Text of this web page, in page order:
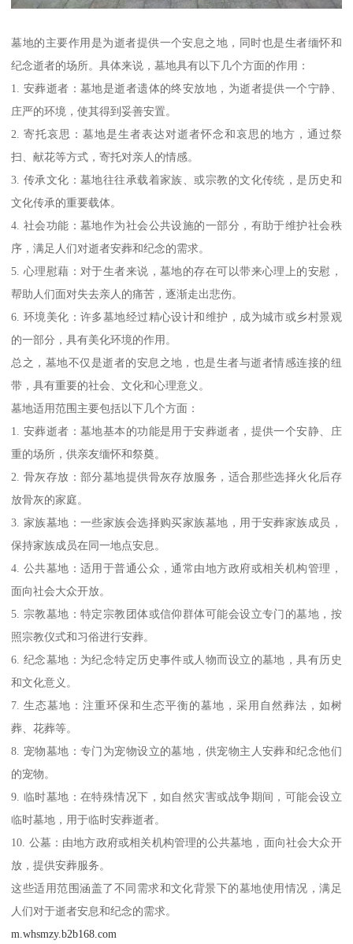
墓地的主要作用是为逝者提供一个安息之地，同时也是生者缅怀和
纪念逝者的场所。具体来说，墓地具有以下几个方面的作用：
1. 安葬逝者：墓地是逝者遗体的终安放地，为逝者提供一个宁静、
庄严的环境，使其得到妥善安置。
2. 寄托哀思：墓地是生者表达对逝者怀念和哀思的地方，通过祭
扫、献花等方式，寄托对亲人的情感。
3. 传承文化：墓地往往承载着家族、或宗教的文化传统，是历史和
文化传承的重要载体。
4. 社会功能：墓地作为社会公共设施的一部分，有助于维护社会秩
序，满足人们对逝者安葬和纪念的需求。
5. 心理慰藉：对于生者来说，墓地的存在可以带来心理上的安慰，
帮助人们面对失去亲人的痛苦，逐渐走出悲伤。
6. 环境美化：许多墓地经过精心设计和维护，成为城市或乡村景观
的一部分，具有美化环境的作用。
总之，墓地不仅是逝者的安息之地，也是生者与逝者情感连接的纽
带，具有重要的社会、文化和心理意义。
墓地适用范围主要包括以下几个方面：
1. 安葬逝者：墓地基本的功能是用于安葬逝者，提供一个安静、庄
重的场所，供亲友缅怀和祭奠。
2. 骨灰存放：部分墓地提供骨灰存放服务，适合那些选择火化后存
放骨灰的家庭。
3. 家族墓地：一些家族会选择购买家族墓地，用于安葬家族成员，
保持家族成员在同一地点安息。
4. 公共墓地：适用于普通公众，通常由地方政府或相关机构管理，
面向社会大众开放。
5. 宗教墓地：特定宗教团体或信仰群体可能会设立专门的墓地，按
照宗教仪式和习俗进行安葬。
6. 纪念墓地：为纪念特定历史事件或人物而设立的墓地，具有历史
和文化意义。
7. 生态墓地：注重环保和生态平衡的墓地，采用自然葬法，如树
葬、花葬等。
8. 宠物墓地：专门为宠物设立的墓地，供宠物主人安葬和纪念他们
的宠物。
9. 临时墓地：在特殊情况下，如自然灾害或战争期间，可能会设立
临时墓地，用于临时安葬逝者。
10. 公墓：由地方政府或相关机构管理的公共墓地，面向社会大众开
放，提供安葬服务。
这些适用范围涵盖了不同需求和文化背景下的墓地使用情况，满足
人们对于逝者安息和纪念的需求。
m.whsmzy.b2b168.com